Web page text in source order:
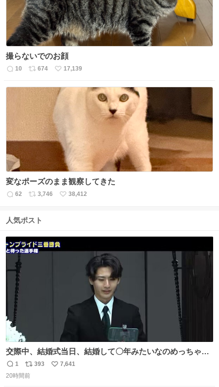
撮らないでのお顔
返
10
リ
ス
数
674
い
ね
数
17,139
変なポーズのまま観察してきた
返
数
62
リ
ス
数
3,746
い
38,412
人気ポスト
交際中、結婚式当日、結婚して〇年みたいなのめっちゃ見
るようになって今これ
返
信
1
リ
ポ
393
い
7,641
20時間前